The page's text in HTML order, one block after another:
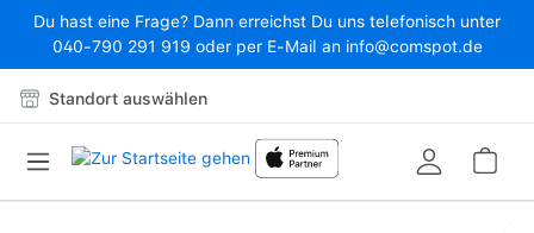
Zum Hauptinhalt springen
Du hast eine Frage? Dann erreichst Du uns telefonisch unter
040-790 291 919 oder per E-Mail an info@comspot.de
Standort auswählen